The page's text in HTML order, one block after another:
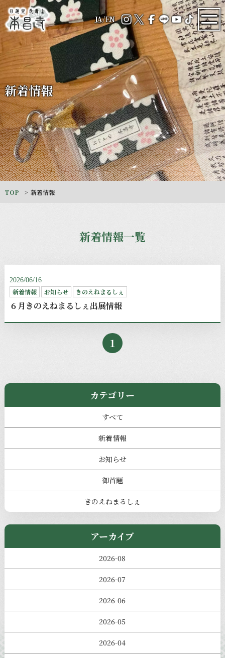
JA/EN
新着情報
TOP 新着情報
新着情報一覧
2026/06/16
新着情報 お知らせ きのえねまるしぇ
６月きのえねまるしぇ出展情報
1
カテゴリー
すべて
新着情報
お知らせ
御首題
きのえねまるしぇ
アーカイブ
2026-08
2026-07
2026-06
2026-05
2026-04